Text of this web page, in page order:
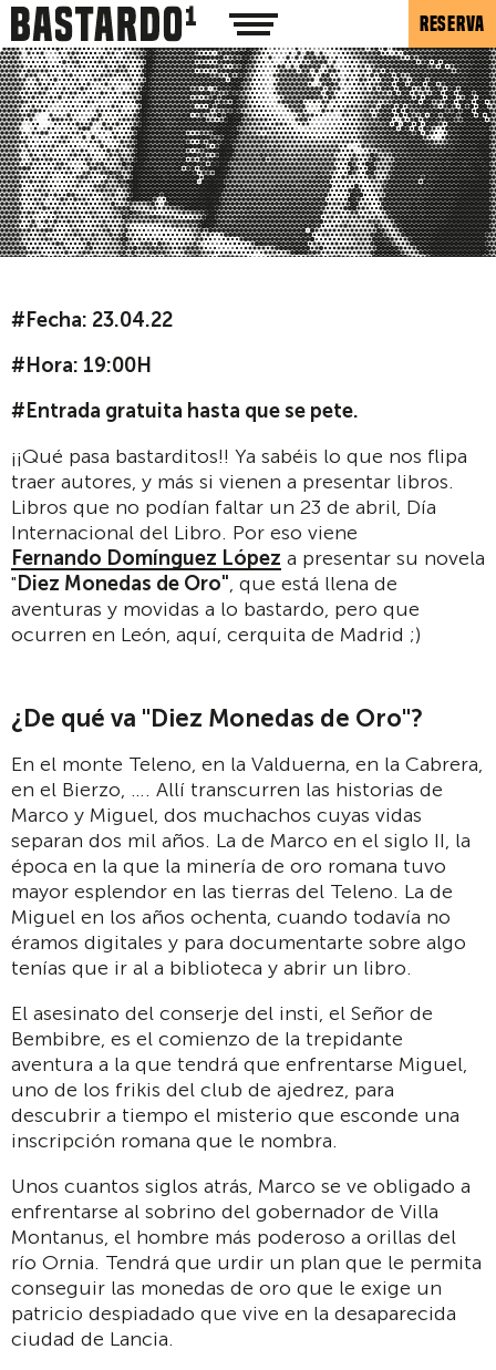
RESERVA
#Fecha: 23.04.22
#Hora: 19:00H
#Entrada gratuita hasta que se pete.
¡¡Qué pasa bastarditos!! Ya sabéis lo que nos flipa
traer autores, y más si vienen a presentar libros.
Libros que no podían faltar un 23 de abril, Día
Internacional del Libro. Por eso viene
Fernando Domínguez López a presentar su novela
"Diez Monedas de Oro", que está llena de
aventuras y movidas a lo bastardo, pero que
ocurren en León, aquí, cerquita de Madrid ;)
¿De qué va "Diez Monedas de Oro"?
En el monte Teleno, en la Valduerna, en la Cabrera,
en el Bierzo, …. Allí transcurren las historias de
Marco y Miguel, dos muchachos cuyas vidas
separan dos mil años. La de Marco en el siglo II, la
época en la que la minería de oro romana tuvo
mayor esplendor en las tierras del Teleno. La de
Miguel en los años ochenta, cuando todavía no
éramos digitales y para documentarte sobre algo
tenías que ir al a biblioteca y abrir un libro.
El asesinato del conserje del insti, el Señor de
Bembibre, es el comienzo de la trepidante
aventura a la que tendrá que enfrentarse Miguel,
uno de los frikis del club de ajedrez, para
descubrir a tiempo el misterio que esconde una
inscripción romana que le nombra.
Unos cuantos siglos atrás, Marco se ve obligado a
enfrentarse al sobrino del gobernador de Villa
Montanus, el hombre más poderoso a orillas del
río Ornia. Tendrá que urdir un plan que le permita
conseguir las monedas de oro que le exige un
patricio despiadado que vive en la desaparecida
ciudad de Lancia.